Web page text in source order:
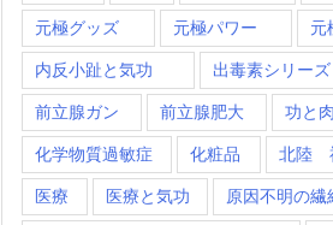
元極グッズ 元極パワー 元
内反小趾と気功 出毒素シリーズ
前立腺ガン 前立腺肥大 功と
化学物質過敏症 化粧品 北陸
医療 医療と気功 原因不明の繊